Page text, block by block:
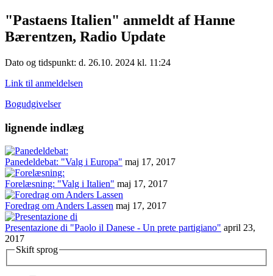
"Pastaens Italien" anmeldt af Hanne
Bærentzen, Radio Update
Dato og tidspunkt: d. 26.10. 2024 kl. 11:24
Link til anmeldelsen
Bogudgivelser
lignende indlæg
Panedeldebat: "Valg i Europa" maj 17, 2017
Forelæsning: "Valg i Italien" maj 17, 2017
Foredrag om Anders Lassen maj 17, 2017
Presentazione di "Paolo il Danese - Un prete partigiano" april 23,
2017
Skift sprog